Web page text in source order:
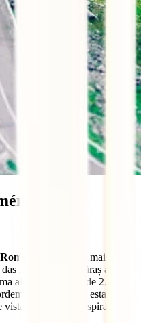
e uma das mais
montanhas Făgăraș ao
altitude máxima de 2.042
de Ceaușescu, esta obra
de cortar a respiração.